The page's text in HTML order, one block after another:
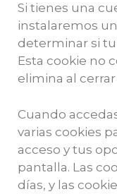
Si tienes una
instalaremos
determinar si
Esta cookie no
elimina al
Cuando
varias cookies
acceso y tus
pantalla. Las
días, y las